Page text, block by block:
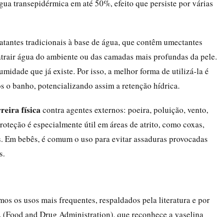
transepidérmica em até 50%, efeito que persiste por várias
tradicionais à base de água, que contêm umectantes
água do ambiente ou das camadas mais profundas da pele.
que já existe. Por isso, a melhor forma de utilizá-la é
banho, potencializando assim a retenção hídrica.
física contra agentes externos: poeira, poluição, vento,
é especialmente útil em áreas de atrito, como coxas,
bebês, é comum o uso para evitar assaduras provocadas
os usos mais frequentes, respaldados pela literatura e por
and Drug Administration), que reconhece a vaselina